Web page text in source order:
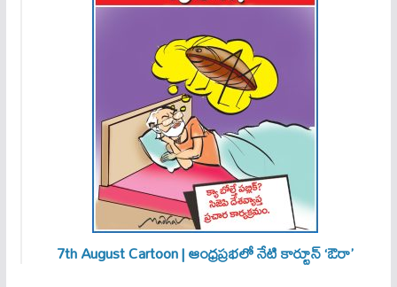
7th August Cartoon | ఆంధ్రప్రభలో నేటి కార్టూన్ ‘ఔరా’